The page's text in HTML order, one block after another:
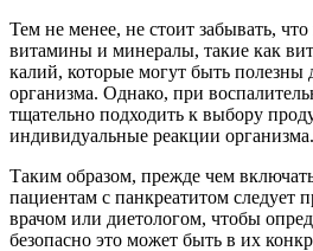
Тем не менее, не стоит забывать,
витамины и минералы, такие как
калий, которые могут быть полезны
организма. Однако, при
тщательно подходить к выбору
индивидуальные реакции организма.
Таким образом, прежде чем
пациентам с панкреатитом следует
врачом или диетологом, чтобы
безопасно это может быть в их